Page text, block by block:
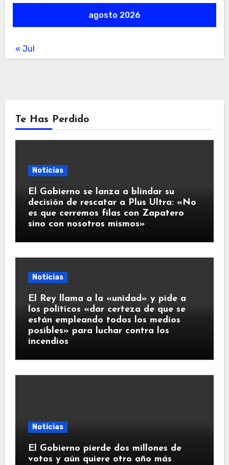
agosto 2026
« Jul
Te Has Perdido
Noticias
El Gobierno se lanza a blindar su
decisión de rescatar a Plus Ultra: «No
es que cerremos filas con Zapatero
sino con nosotros mismos»
Noticias
El Rey llama a la «unidad» y pide a
los políticos «dar certeza de que se
están empleando todos los medios
posibles» para luchar contra los
incendios
Noticias
El Gobierno pierde dos millones de
votos y aún quiere otro año más